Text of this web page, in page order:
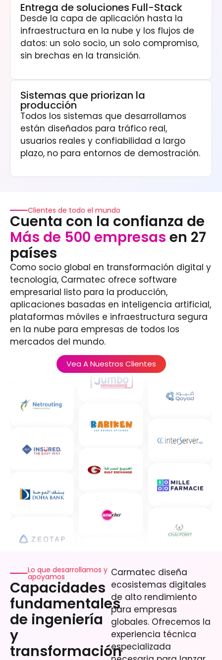
Entrega de soluciones Full-Stack
Desde la capa de aplicación hasta la
infraestructura en la nube y los flujos de
datos: un solo socio, un solo compromiso,
sin brechas en la transición.
Sistemas que priorizan la
producción
Todos los sistemas que desarrollamos
están diseñados para tráfico real,
usuarios reales y confiabilidad a largo
plazo, no para entornos de demostración.
Clientes de todo el mundo
Cuenta con la confianza de
Más de 500 empresas en 27
países
Como socio global en transformación digital y
tecnología, Carmatec ofrece software
empresarial listo para la producción,
aplicaciones basadas en inteligencia artificial,
plataformas móviles e infraestructura segura
en la nube para empresas de todos los
mercados del mundo.
Vea A Nuestros Clientes
Lo que desarrollamos y
apoyamos
Capacidades
fundamentales
de ingeniería
y
transformación
Carmatec diseña
ecosistemas digitales
de alto rendimiento
para empresas
globales. Ofrecemos la
experiencia técnica
especializada